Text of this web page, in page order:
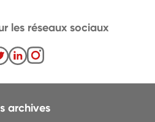
archives
les réseaux sociaux